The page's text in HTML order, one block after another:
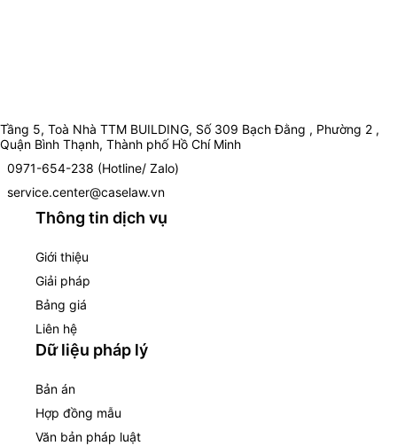
Tầng 5, Toà Nhà TTM BUILDING, Số 309 Bạch Đằng , Phường 2 ,
Quận Bình Thạnh, Thành phố Hồ Chí Minh
0971-654-238 (Hotline/ Zalo)
service.center@caselaw.vn
Thông tin dịch vụ
Giới thiệu
Giải pháp
Bảng giá
Liên hệ
Dữ liệu pháp lý
Bản án
Hợp đồng mẫu
Văn bản pháp luật